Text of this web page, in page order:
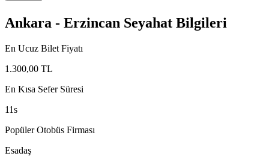
Ankara - Erzincan Seyahat Bilgileri
En Ucuz Bilet Fiyatı
1.300,00 TL
En Kısa Sefer Süresi
11s
Popüler Otobüs Firması
Esadaş